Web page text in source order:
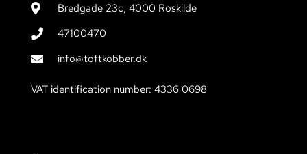
Bredgade 23c, 4000 Roskilde
47100470
info@toftkobber.dk
VAT identification number: 4336 0698